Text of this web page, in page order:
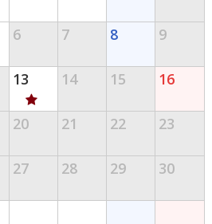
6 7 8 9
13 14 15 16
20 21 22 23
27 28 29 30